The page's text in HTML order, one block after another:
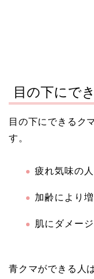
目の下にで
目の下にできるク
す。
疲れ気味の
加齢により
肌にダメー
青クマができる人